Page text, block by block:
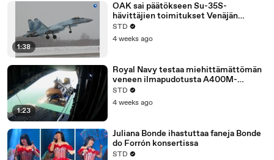
1:38
OAK sai päätökseen Su-35S-
hävittäjien toimitukset Venäjän
puolustusministeriölle vuonna 2025
STD
4 weeks ago
1:23
Royal Navy testaa miehittämättömän
veneen ilmapudotusta A400M-
koneesta
STD
4 weeks ago
Juliana Bonde ihastuttaa faneja Bonde
do Forrón konsertissa
STD